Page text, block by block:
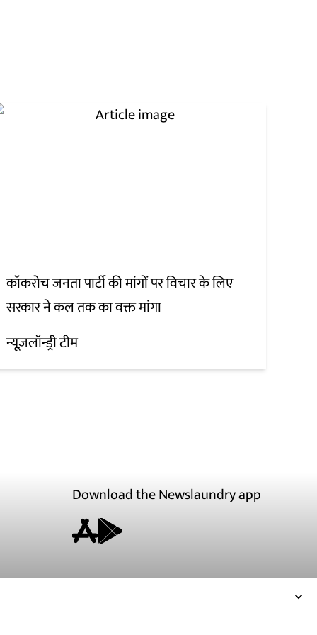
कॉकरोच जनता पार्टी की मांगों पर विचार के लिए
सरकार ने कल तक का वक्त मांगा
न्यूज़लॉन्ड्री टीम
Download the Newslaundry app